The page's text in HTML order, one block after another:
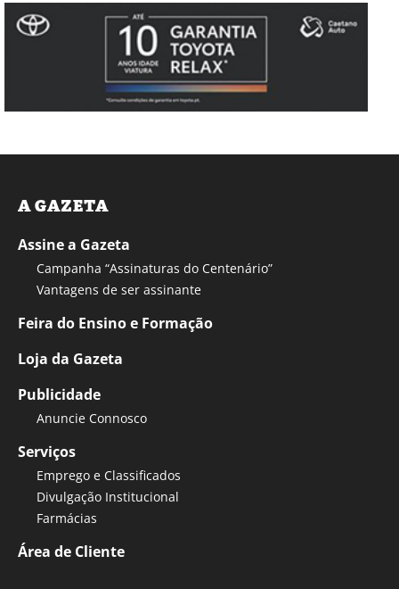
A GAZETA
Assine a Gazeta
Campanha “Assinaturas do Centenário”
Vantagens de ser assinante
Feira do Ensino e Formação
Loja da Gazeta
Publicidade
Anuncie Connosco
Serviços
Emprego e Classificados
Divulgação Institucional
Farmácias
Área de Cliente